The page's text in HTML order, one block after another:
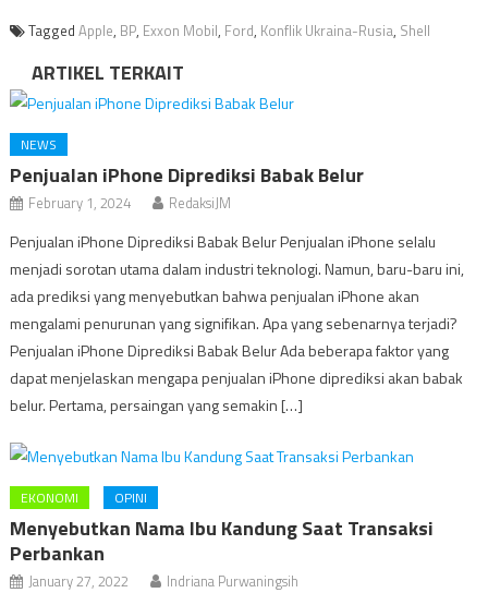
Tagged Apple, BP, Exxon Mobil, Ford, Konflik Ukraina-Rusia, Shell
ARTIKEL TERKAIT
NEWS
Penjualan iPhone Diprediksi Babak Belur
February 1, 2024 RedaksiJM
Penjualan iPhone Diprediksi Babak Belur Penjualan iPhone selalu
menjadi sorotan utama dalam industri teknologi. Namun, baru-baru ini,
ada prediksi yang menyebutkan bahwa penjualan iPhone akan
mengalami penurunan yang signifikan. Apa yang sebenarnya terjadi?
Penjualan iPhone Diprediksi Babak Belur Ada beberapa faktor yang
dapat menjelaskan mengapa penjualan iPhone diprediksi akan babak
belur. Pertama, persaingan yang semakin […]
EKONOMI OPINI
Menyebutkan Nama Ibu Kandung Saat Transaksi
Perbankan
January 27, 2022 Indriana Purwaningsih